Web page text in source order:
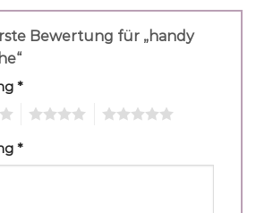
Bewertung für „handy
*
*